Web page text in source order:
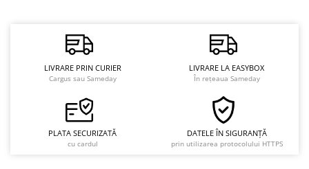
LIVRARE PRIN CURIER
Cargus sau Sameday
LIVRARE LA EASYBOX
În rețeaua Sameday
PLATA SECURIZATĂ
cu cardul
DATELE ÎN SIGURANȚĂ
prin utilizarea protocolului HTTPS